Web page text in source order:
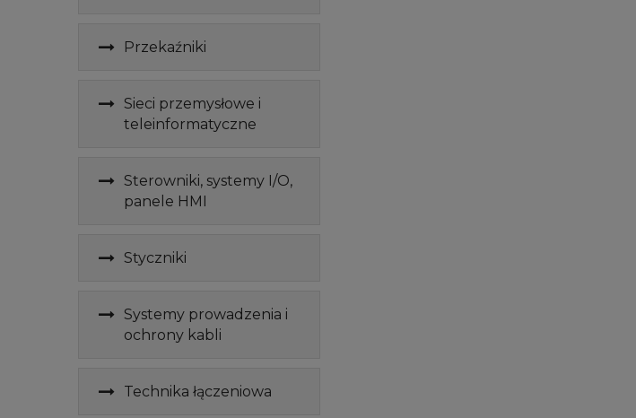
Przekaźniki
Sieci przemysłowe i
teleinformatyczne
Sterowniki, systemy I/O,
panele HMI
Styczniki
Systemy prowadzenia i
ochrony kabli
Technika łączeniowa